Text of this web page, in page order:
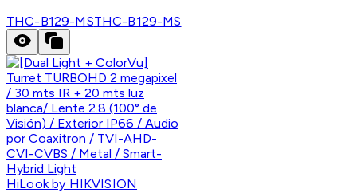
THC-B129-MSTHC-B129-MS
HiLook by HIKVISION